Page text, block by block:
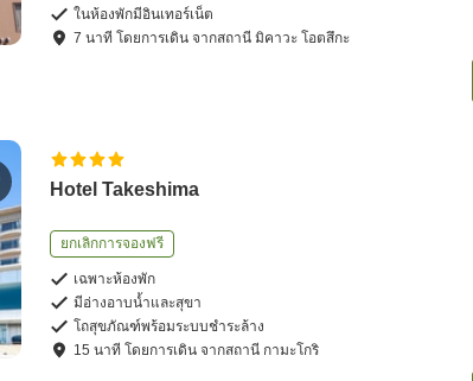
ในห้องพักมีอินเทอร์เน็ต
7 นาที โดยการเดิน จากสถานี มิคาวะ โอตสึกะ
Hotel Takeshima
ยกเลิกการจองฟรี
เฉพาะห้องพัก
มีอ่างอาบน้ำและสุขา
โถสุขภัณฑ์พร้อมระบบชำระล้าง
15 นาที โดยการเดิน จากสถานี กามะโกริ